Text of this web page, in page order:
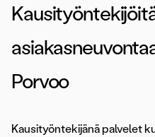
Porvoo
Kausityöntekijänä palvelet